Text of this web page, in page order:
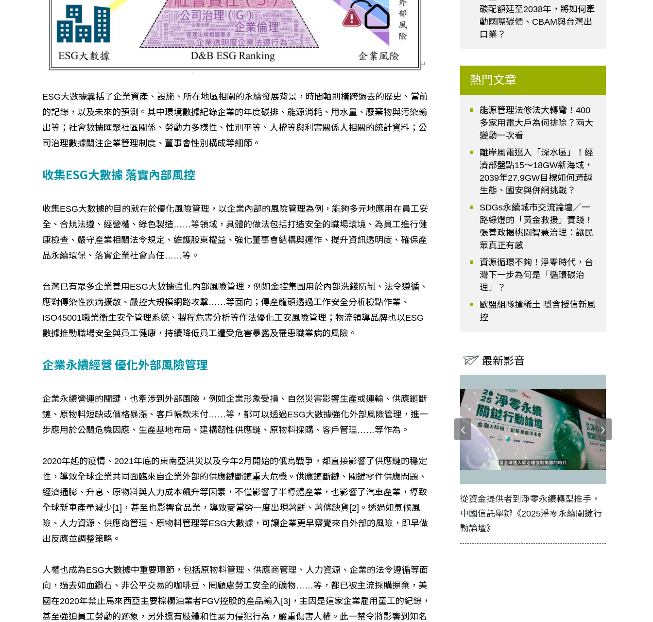
ESG大數據囊括了企業資產、設施、所在地區相關的永續發展背景，時間軸則橫跨過去的歷史、當前
的記錄，以及未來的預測。其中環境數據紀錄企業的年度碳排、能源消耗、用水量、廢棄物與污染輸
出等；社會數據匯聚社區關係、勞動力多樣性、性別平等、人權等與利害關係人相關的統計資料；公
司治理數據關注企業管理制度、董事會性別構成等細節。
收集ESG大數據 落實內部風控
收集ESG大數據的目的就在於優化風險管理，以企業內部的風險管理為例，能夠多元地應用在員工安
全、合規法遵、經營權、綠色製造……等領域，具體的做法包括打造安全的職場環境、為員工進行健
康檢查、嚴守產業相關法令規定、維護股東權益、強化董事會結構與運作、提升資訊透明度、確保產
品永續環保、落實企業社會責任……等。
台灣已有眾多企業善用ESG大數據強化內部風險管理，例如金控集團用於內部洗錢防制、法令遵循、
應對傳染性疾病擴散、嚴控大規模網路攻擊……等面向；傳產龍頭透過工作安全分析檢點作業、
ISO45001職業衛生安全管理系統、製程危害分析等作法優化工安風險管理；物流領導品牌也以ESG
數據推動職場安全與員工健康，持續降低員工遭受危害暴露及罹患職業病的風險。
企業永續經營 優化外部風險管理
企業永續營運的關鍵，也牽涉到外部風險，例如企業形象受損、自然災害影響生產或運輸、供應鏈斷
鏈、原物料短缺或價格暴漲、客戶帳款未付……等，都可以透過ESG大數據強化外部風險管理，進一
步應用於公關危機因應、生產基地布局、建構韌性供應鏈、原物料採購、客戶管理……等作為。
2020年起的疫情、2021年底的東南亞洪災以及今年2月開始的俄烏戰爭，都直接影響了供應鏈的穩定
性，導致全球企業共同面臨來自企業外部的供應鏈斷鏈重大危機。供應鏈斷鏈、關鍵零件供應問題、
經濟通膨、升息、原物料與人力成本飆升等因素，不僅影響了半導體產業，也影響了汽車產業，導致
全球新車產量減少[1]，甚至也影響食品業，導致麥當勞一度出現薯餅、薯條缺貨[2]。透過如氣候風
險、人力資源、供應商管理、原物料管理等ESG大數據，可讓企業更早察覺來自外部的風險，即早做
出反應並調整策略。
人權也成為ESG大數據中重要環節，包括原物料管理、供應商管理、人力資源、企業的法令遵循等面
向，過去如血鑽石、非公平交易的咖啡豆、罔顧慮勞工安全的礦物……等，都已被主流採購摒棄，美
國在2020年禁止馬來西亞主要棕櫚油業者FGV控股的產品輸入[3]，主因是這家企業雇用童工的紀錄，
甚至強迫員工勞動的跡象，另外還有肢體和性暴力侵犯行為，嚴重傷害人權。此一禁令將影響到知名
碳配額延至2038年，將如何牽
動國際碳價、CBAM與台灣出
口業？
熱門文章
能源管理法修法大轉彎！400
多家用電大戶為何排除？兩大
變動一次看
離岸風電邁入「深水區」！經
濟部盤點15～18GW新海域，
2039年27.9GW目標如何跨越
生態、國安與併網挑戰？
SDGs永續城市交流論壇／一
路綠燈的「黃金救援」實踐！
張善政揭桃園智慧治理：讓民
眾真正有感
資源循環不夠！淨零時代，台
灣下一步為何是「循環碳治
理」？
歐盟組隊搶稀土 隱含授信新風
控
最新影音
如何守護每個生命的轉折點？ 醫務社
工改變病患命運的真實故事
【故事精華】從黑暗到光明 見證醫務
社工如何改變生命的故事
從資金提供者到淨零永續轉型推手，
中國信託舉辦《2025淨零永續關鍵行
動論壇》